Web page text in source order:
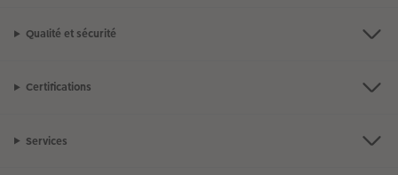
Qualité et sécurité
Certifications
Services